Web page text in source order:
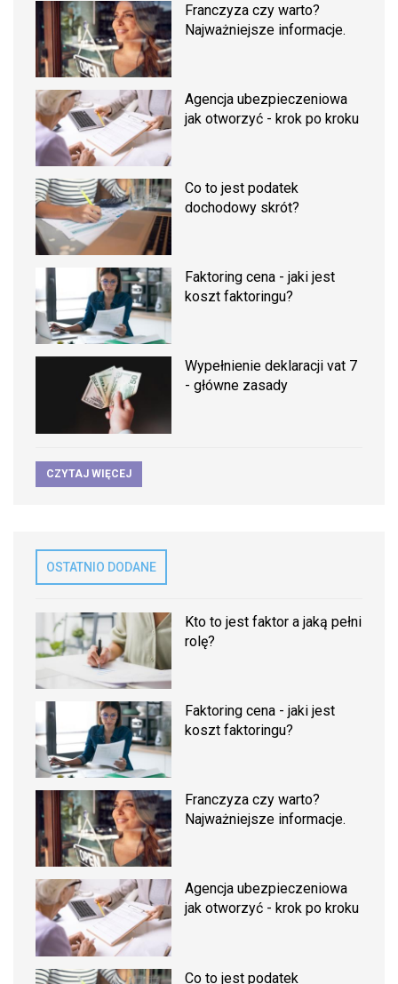
Franczyza czy warto?
Najważniejsze informacje.
Agencja ubezpieczeniowa
jak otworzyć - krok po kroku
Co to jest podatek
dochodowy skrót?
Faktoring cena - jaki jest
koszt faktoringu?
Wypełnienie deklaracji vat 7
- główne zasady
CZYTAJ WIĘCEJ
OSTATNIO DODANE
Kto to jest faktor a jaką pełni
rolę?
Faktoring cena - jaki jest
koszt faktoringu?
Franczyza czy warto?
Najważniejsze informacje.
Agencja ubezpieczeniowa
jak otworzyć - krok po kroku
Co to jest podatek